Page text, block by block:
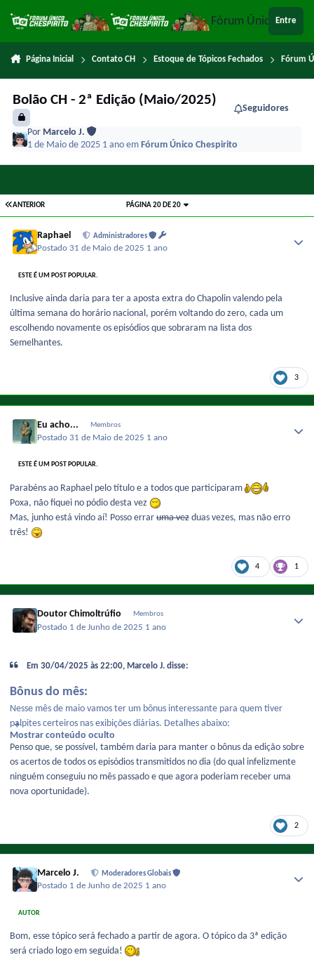
Fórum ÚnicoEntre
Página Inicial Contato CH Estoque de Tópicos Fechados Fórum
Bolão CH - 2ª Edição (Maio/2025)
Seguidores
Por Marcelo J.
1 de Maio de 2025 1 anoemFórum Único Chespirito
ANTERIOR PÁGINA 20 DE 20
Raphael Administradores
Postado 31 de Maio de 2025 1 ano
ESTE É UM POST POPULAR.
Inclusive ainda daria para ter a aposta extra do Chapolin valendo pela
última semana do horário nacional, porém voltando do zero, cada um
escolhendo novamente os episódios que sobraram na lista dos
Semelhantes.
3
Eu acho... Membros
Postado 31 de Maio de 2025 1 ano
ESTE É UM POST POPULAR.
Parabéns ao Raphael pelo título e a todos que participaram
Poxa, não fiquei no pódio desta vez
Mas, junho está vindo aí! Posso errar uma vez duas vezes, mas não erro
três!
4 1
Doutor Chimoltrúfio Membros
Postado 1 de Junho de 2025 1 ano
Em 30/04/2025 às 22:00, Marcelo J. disse:
Bônus do mês:
Nesse mês de maio vamos ter um bônus interessante para quem tiver
palpites certeiros nas exibições diárias. Detalhes abaixo:
Mostrar conteúdo oculto
Penso que, se possível, também daria para manter o bônus da edição sobre
os acertos de todos os episódios transmitidos no dia (do qual infelizmente
ninguém conseguiu no mês passado e que agora poderiam receber uma
nova oportunidade).
2
Marcelo J. Moderadores Globais
Postado 1 de Junho de 2025 1 ano
AUTOR
Bom, esse tópico será fechado a partir de agora. O tópico da 3ª edição
será criado logo em seguida!